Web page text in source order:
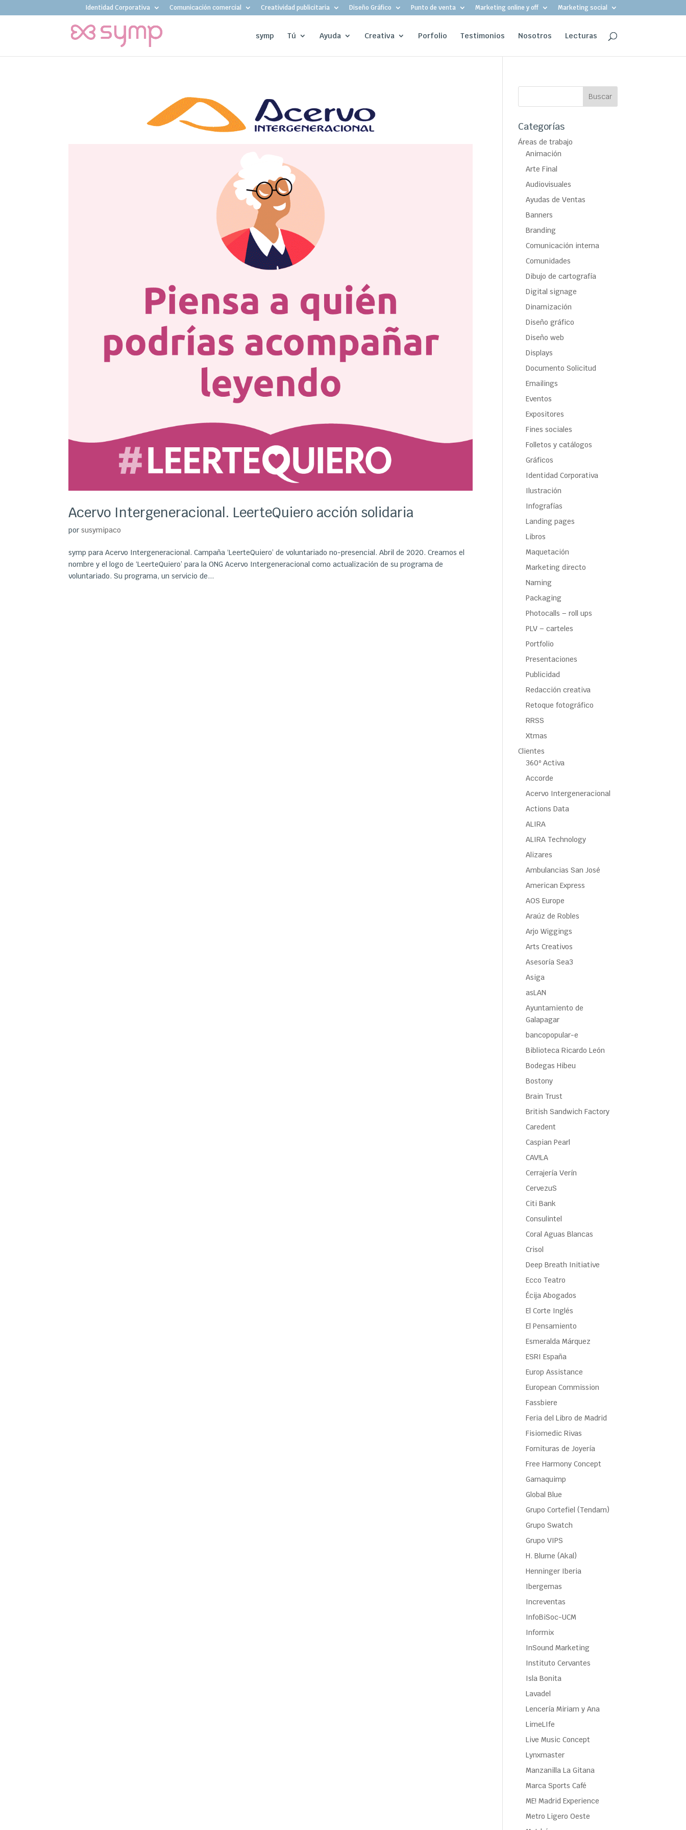
Identidad Corporativa Comunicación comercial Creatividad publicitaria Diseño Gráfico Punto de venta Marketing online y off Marketing social
symp Tú Ayuda Creativa Porfolio Testimonios Nosotros Lecturas
Acervo Intergeneracional. LeerteQuiero acción solidaria
porsusymipaco
symp para Acervo Intergeneracional. Campaña ‘LeerteQuiero’ de voluntariado no-presencial. Abril de 2020. Creamos el
nombre y el logo de ‘LeerteQuiero’ para la ONG Acervo Intergeneracional como actualización de su programa de
voluntariado. Su programa, un servicio de...
Categorías
Áreas de trabajo
Animación
Arte Final
Audiovisuales
Ayudas de Ventas
Banners
Branding
Comunicación interna
Comunidades
Dibujo de cartografía
Digital signage
Dinamización
Diseño gráfico
Diseño web
Displays
Documento Solicitud
Emailings
Eventos
Expositores
Fines sociales
Folletos y catálogos
Gráficos
Identidad Corporativa
Ilustración
Infografías
Landing pages
Libros
Maquetación
Marketing directo
Naming
Packaging
Photocalls – roll ups
PLV – carteles
Portfolio
Presentaciones
Publicidad
Redacción creativa
Retoque fotográfico
RRSS
Xtmas
Clientes
360º Activa
Accorde
Acervo Intergeneracional
Actions Data
ALIRA
ALIRA Technology
Alizares
Ambulancias San José
American Express
AOS Europe
Araúz de Robles
Arjo Wiggings
Arts Creativos
Asesoría Sea3
Asiga
asLAN
Ayuntamiento de
Galapagar
bancopopular-e
Biblioteca Ricardo León
Bodegas Hibeu
Bostony
Brain Trust
British Sandwich Factory
Caredent
Caspian Pearl
CAV!LA
Cerrajería Verín
CervezuS
Citi Bank
Consulintel
Coral Aguas Blancas
Crisol
Deep Breath Initiative
Ecco Teatro
Écija Abogados
El Corte Inglés
El Pensamiento
Esmeralda Márquez
ESRI España
Europ Assistance
European Commission
Fassbiere
Feria del Libro de Madrid
Fisiomedic Rivas
Fornituras de Joyería
Free Harmony Concept
Gamaquimp
Global Blue
Grupo Cortefiel (Tendam)
Grupo Swatch
Grupo VIPS
H. Blume (Akal)
Henninger Iberia
Ibergemas
Increventas
InfoBiSoc-UCM
Informix
InSound Marketing
Instituto Cervantes
Isla Bonita
Lavadel
Lencería Miriam y Ana
LimeLIfe
Live Music Concept
Lynxmaster
Manzanilla La Gitana
Marca Sports Café
ME! Madrid Experience
Metro Ligero Oeste